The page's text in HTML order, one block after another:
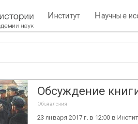
Институт Научные
Обсуждение
Объявления
23 января 2017 г. в 12:00 в